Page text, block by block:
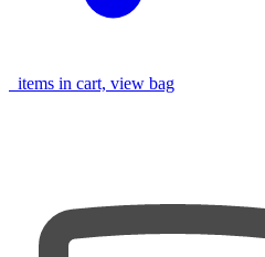
items in cart, view bag